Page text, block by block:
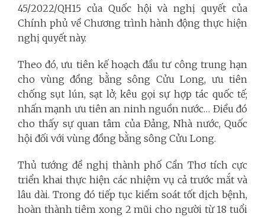
45/2022/QH15 của Quốc hội và nghị quyết của
Chính phủ về Chương trình hành động thực hiện
nghị quyết này.
Theo đó, ưu tiên kế hoạch đầu tư công trung hạn
cho vùng đồng bằng sông Cửu Long, ưu tiên
chống sụt lún, sạt lở; kêu gọi sự hợp tác quốc tế;
nhấn mạnh ưu tiên an ninh nguồn nước… Điều đó
cho thấy sự quan tâm của Đảng, Nhà nước, Quốc
hội đối với vùng đồng bằng sông Cửu Long.
Thủ tướng đề nghị thành phố Cần Thơ tích cực
triển khai thực hiện các nhiệm vụ cả trước mắt và
lâu dài. Trong đó tiếp tục kiểm soát tốt dịch bệnh,
hoàn thành tiêm xong 2 mũi cho người từ 18 tuổi